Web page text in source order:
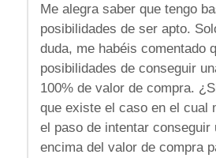
Me alegra saber que tengo
posibilidades de ser apto.
duda, me habéis comentado
posibilidades de conseguir
100% de valor de compra.
que existe el caso en el cual
el paso de intentar conseguir
encima del valor de compra